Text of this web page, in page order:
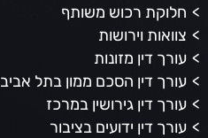
חלוקת רכוש משותף
צוואות וירושות
עורך דין מזונות
עורך דין הסכם ממון בתל אביב
עורך דין גירושין במרכז
עורך דין ידועים בציבור